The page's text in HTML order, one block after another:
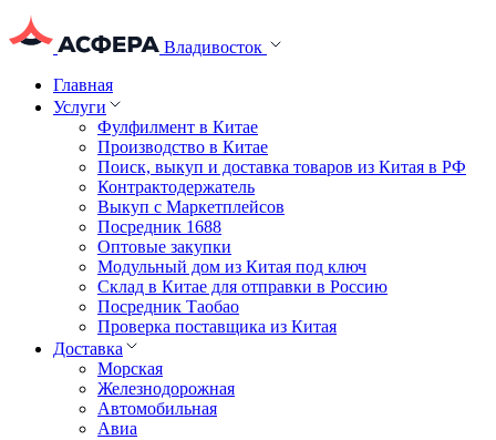
Владивосток
Главная
Услуги
Фулфилмент в Китае
Производство в Китае
Поиск, выкуп и доставка товаров из Китая в РФ
Контрактодержатель
Выкуп с Маркетплейсов
Посредник 1688
Оптовые закупки
Модульный дом из Китая под ключ
Склад в Китае для отправки в Россию
Посредник Таобао
Проверка поставщика из Китая
Доставка
Морская
Железнодорожная
Автомобильная
Авиа